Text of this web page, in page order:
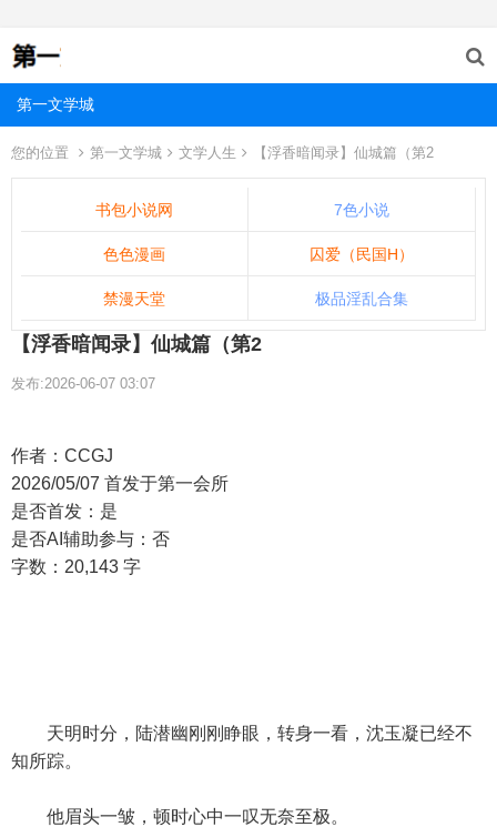
第一文学城
您的位置 第一文学城 文学人生 【浮香暗闻录】仙城篇（第2
书包小说网 7色小说
色色漫画 囚爱（民国H）
禁漫天堂 极品淫乱合集
【浮香暗闻录】仙城篇（第2
发布:2026-06-07 03:07
作者：CCGJ
2026/05/07 首发于第一会所
是否首发：是
是否AI辅助参与：否
字数：20,143 字
天明时分，陆潜幽刚刚睁眼，转身一看，沈玉凝已经不
知所踪。
他眉头一皱，顿时心中一叹无奈至极。